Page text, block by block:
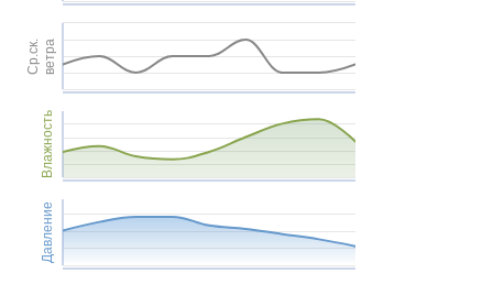
Ср.ск.ветра
Влажность
Давление